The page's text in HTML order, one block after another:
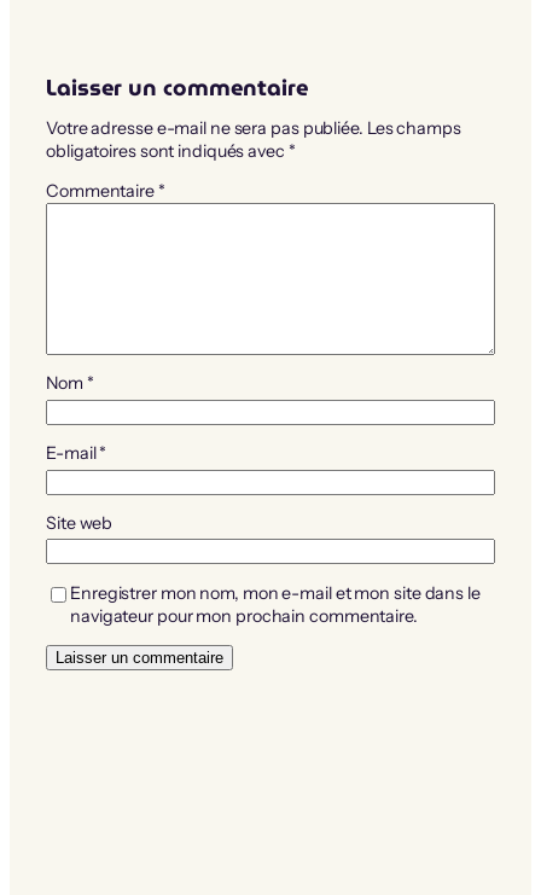
Laisser un commentaire
Votre adresse e-mail ne sera pas publiée. Les champs
obligatoires sont indiqués avec *
Commentaire *
Nom *
E-mail*
Site web
Enregistrer mon nom, mon e-mail et mon site dans le
navigateur pour mon prochain commentaire.